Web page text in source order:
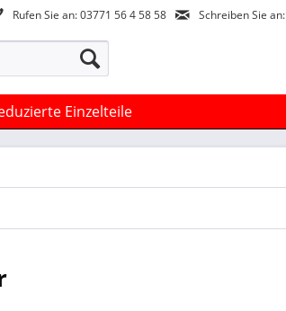
Rufen Sie an: 03771 56 4 58 58 Schreiben Sie an:
Einzelteile